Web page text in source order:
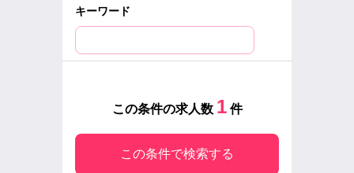
キーワード
この条件の求人数 1件
この条件で検索する